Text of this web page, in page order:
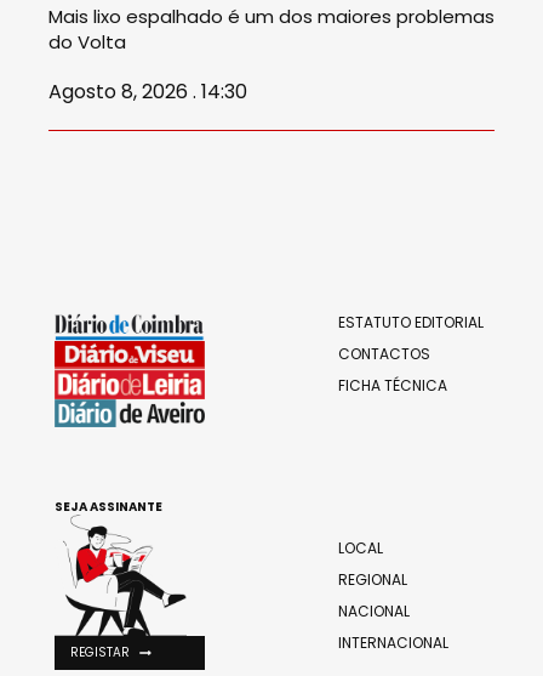
Mais lixo espalhado é um dos maiores problemas
do Volta
Agosto 8, 2026 . 14:30
ESTATUTO EDITORIAL
CONTACTOS
FICHA TÉCNICA
LOCAL
REGIONAL
NACIONAL
INTERNACIONAL
SEJA ASSINANTE
REGISTAR